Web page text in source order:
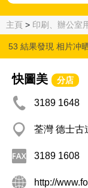
主頁 > 印刷、辦公室
53 結果發現 相片冲
快圖美 分店
3189 1648
荃灣 德士古
3189 1608
http://